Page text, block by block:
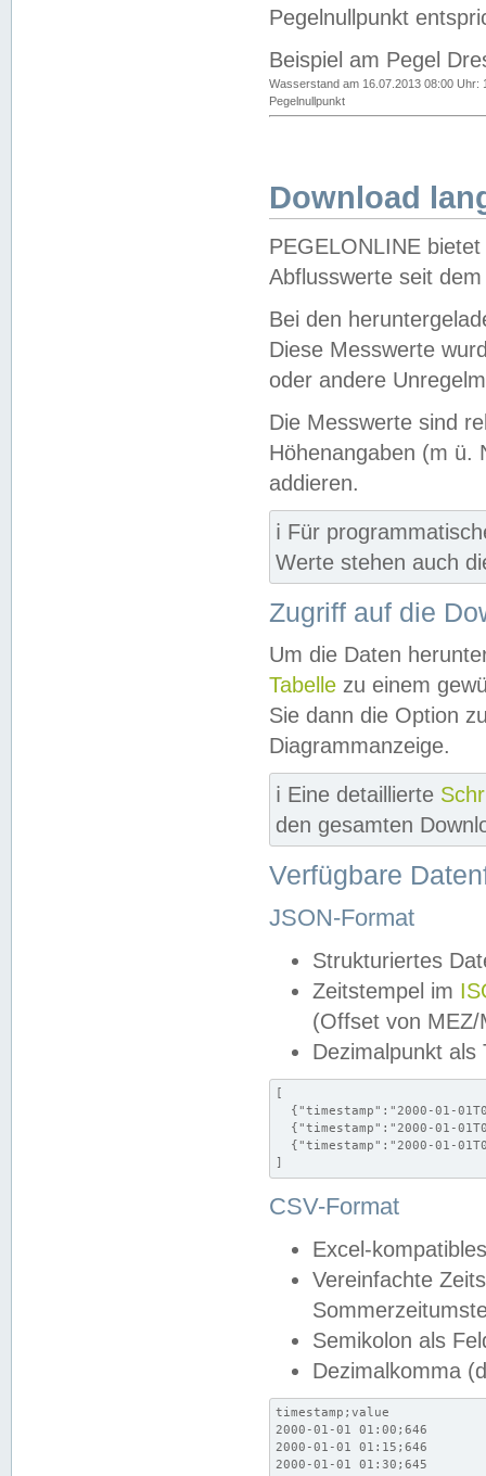
Pegelnullpunkt
Beispiel am Pegel
Wasserstand am 16.07.2013 08:00 Uhr:
Pegelnullpunkt
Download
PEGELONLINE
Abflusswerte seit
Bei den
Diese Messwerte
oder andere
Die Messwerte sind
Höhenangaben (m ü.
addieren.
ℹ️ Für
Werte stehen auch
Zugriff auf die
Um die Daten
Tabelle zu einem
Sie dann die Option
Diagrammanzeige.
ℹ️ Eine detaillierte
den gesamten
Verfügbare
JSON-Format
Strukturiertes
Zeitstempel im
(Offset von MEZ/
Dezimalpunkt als
[
{"timestamp":"2000-01-
{"timestamp":"2000-01-
{"timestamp":"2000-01-
]
CSV-Format
Excel-
Vereinfachte
Semikolon als
Dezimalkomma
timestamp;value
2000-01-01 01:00;646
2000-01-01 01:15;646
2000-01-01 01:30;645